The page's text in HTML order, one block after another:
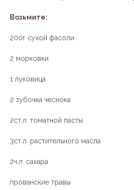
Возьмите:
200г сухой фасоли
2 морковки
1 луковица
2 зубочка чеснока
2ст.л. томатной пасты
3ст.л. растительного масла
2ч.л. сахара
прованские травы